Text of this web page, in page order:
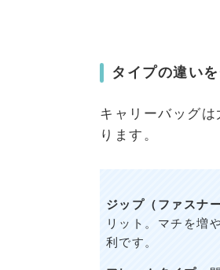
タイプの違い
キャリーバッグは
ります。
ジップ（ファスナ
リット。マチを増
利です。